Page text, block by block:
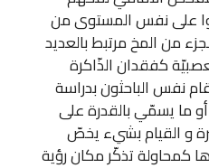
على نفس المستوى من
من المخ مرتبط بالعديد
كفقدان الذّاكرة
نفس الباحثون بدراسة
أو ما يسمّي بالقدرة على
و القيام بشيء يخصّ
كمحاولة تذكّر مكان رؤية